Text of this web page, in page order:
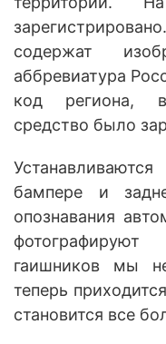
содержат
аббревиатура
код региона,
средство было
бампере и
опознавания
гаишников мы
теперь
становится все